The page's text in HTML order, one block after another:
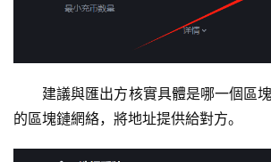
建議與匯出方核實具體是哪一個區
的區塊鏈網絡，將地址提供給對方。